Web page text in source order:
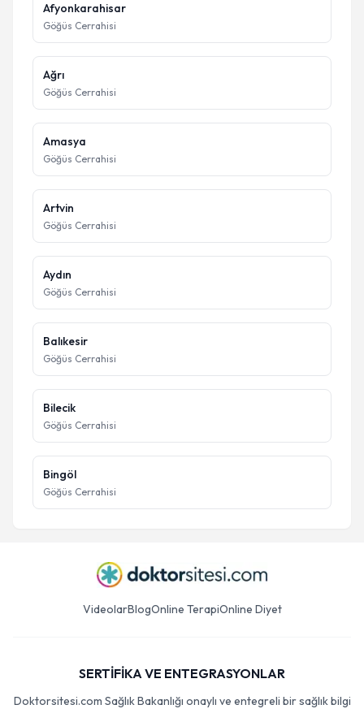
Afyonkarahisar
Göğüs Cerrahisi
Ağrı
Göğüs Cerrahisi
Amasya
Göğüs Cerrahisi
Artvin
Göğüs Cerrahisi
Aydın
Göğüs Cerrahisi
Balıkesir
Göğüs Cerrahisi
Bilecik
Göğüs Cerrahisi
Bingöl
Göğüs Cerrahisi
VideolarBlogOnline TerapiOnline Diyet
SERTİFİKA VE ENTEGRASYONLAR
Doktorsitesi.com Sağlık Bakanlığı onaylı ve entegreli bir sağlık bilgi